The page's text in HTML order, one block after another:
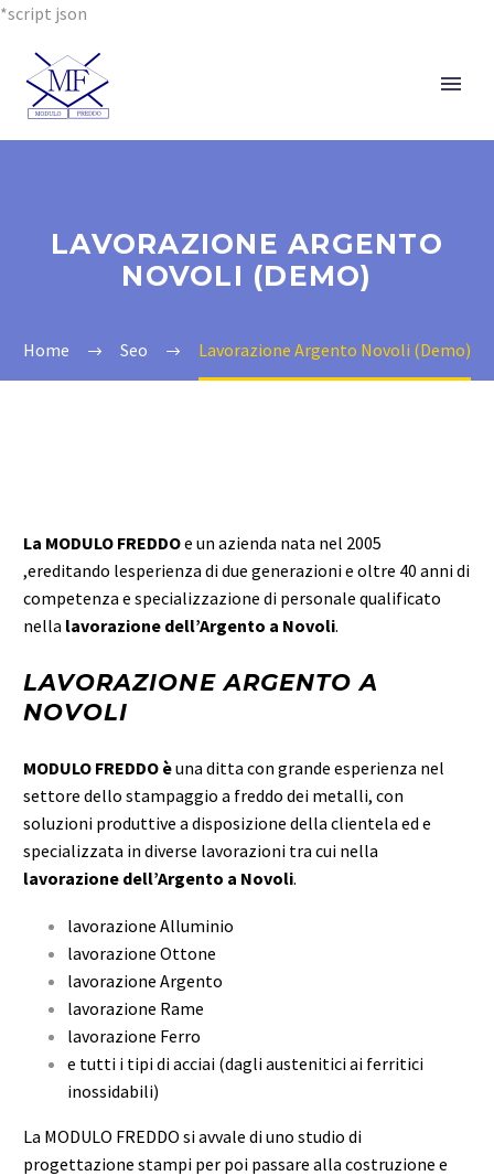
*script json
LAVORAZIONE ARGENTO
NOVOLI (DEMO)
Home Seo Lavorazione Argento Novoli (Demo)
La MODULO FREDDOe un azienda nata nel 2005
,ereditando lesperienza di due generazioni e oltre 40 anni di
competenza e specializzazione di personale qualificato
nella lavorazione dell’Argento a Novoli.
LAVORAZIONE ARGENTO A
NOVOLI
MODULO FREDDO èuna ditta con grande esperienza nel
settore dello stampaggio a freddo dei metalli, con
soluzioni produttive a disposizione della clientela ed e
specializzata in diverse lavorazioni tra cui nella
lavorazione dell’Argento a Novoli.
lavorazione Alluminio
lavorazione Ottone
lavorazione Argento
lavorazione Rame
lavorazione Ferro
e tutti i tipi di acciai (dagli austenitici ai ferritici
inossidabili)
La MODULO FREDDO si avvale di uno studio di
progettazione stampi per poi passare alla costruzione e